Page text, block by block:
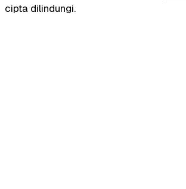
cipta dilindungi.